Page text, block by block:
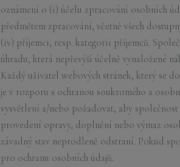
oznámení o (i) účelu zpracování osobních
předmětem zpracování, včetně všech
(iv) příjemci, resp. kategorii příjemců.
úhradu, která nepřevýší účelně vynaložené
Každý uživatel webových stránek, který se
je v rozporu s ochranou soukromého a
vysvětlení a/nebo požadovat, aby
provedení opravy, doplnění nebo výmaz
závadný stav neprodleně odstraní. Pokud
pro ochranu osobních údajů.